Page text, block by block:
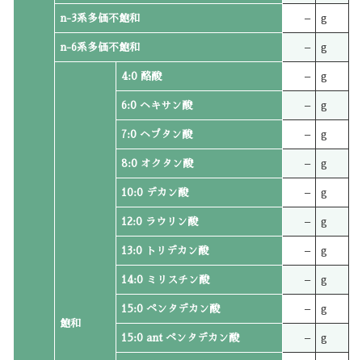
n-3系多価不飽和 – g
n-6系多価不飽和 – g
飽和
4:0 酪酸 – g
6:0 ヘキサン酸 – g
7:0 ヘプタン酸 – g
8:0 オクタン酸 – g
10:0 デカン酸 – g
12:0 ラウリン酸 – g
13:0 トリデカン酸 – g
14:0 ミリスチン酸 – g
15:0 ペンタデカン酸 – g
15:0 ant ペンタデカン酸 – g